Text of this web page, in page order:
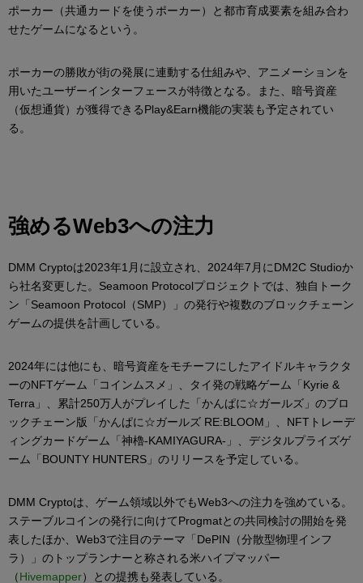
ポーカー（共通カードを使うポーカー）と都市育成要素を組み合わ
せたゲームになるという。
ポーカーの勝敗が街の発展に連動する仕組みや、アニメーションを
用いたユーザーインターフェースが特徴となる。また、暗号資産
（仮想通貨）が獲得できるPlay&Earn機能の実装も予定されてい
る。
強めるWeb3への注力
DMM Cryptoは2023年1月に設立され、2024年7月にDM2C Studioか
ら社名変更した。Seamoon Protocolプロジェクトでは、独自トーク
ン「Seamoon Protocol（SMP）」の発行や複数のブロックチェーン
ゲームの提供を計画している。
2024年には他にも、暗号資産をモチーフにしたアイドルキャラクタ
ーのNFTゲーム「コインムスメ」、タイ発の戦略ゲーム「Kyrie &
Terra」、累計250万人がプレイした「かんぱに☆ガールズ」のブロ
ックチェーン版「かんぱに☆ガールズ RE:BLOOM」、NFTトレーデ
ィングカードゲーム「神櫓-KAMIYAGURA-」、デジタルプライズゲ
ーム「BOUNTY HUNTERS」のリリースを予定している。
DMM Cryptoは、ゲーム領域以外でもWeb3への注力を強めている。
ステーブルコインの発行に向けてProgmatとの共同検討の開始を発
表したほか、Web3で注目のテーマ「DePIN（分散型物理インフ
ラ）」のトップランナーと称される米ハイプマッパー
（Hivemapper）との提携も発表している。